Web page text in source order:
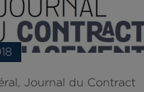
, Journal du Contract